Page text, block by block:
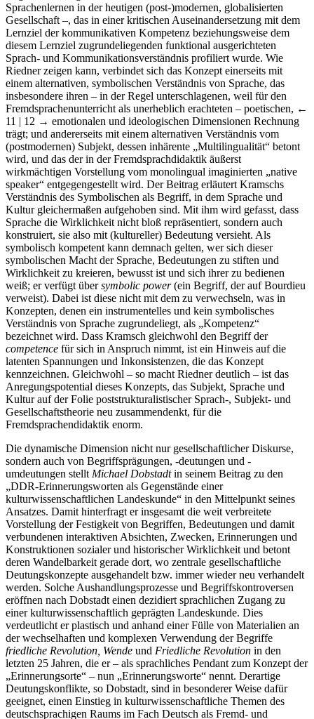
Sprachenlernen in der heutigen (post-)modernen, globalisierten
Gesellschaft –, das in einer kritischen Auseinandersetzung mit dem
Lernziel der kommunikativen Kompetenz beziehungsweise dem
diesem Lernziel zugrundeliegenden funktional ausgerichteten
Sprach- und Kommunikationsverständnis profiliert wurde. Wie
Riedner zeigen kann, verbindet sich das Konzept einerseits mit
einem alternativen, symbolischen Verständnis von Sprache, das
insbesondere ihren – in der Regel unterschlagenen, weil für den
Fremdsprachenunterricht als unerheblich erachteten – poetischen, ←
11 | 12 → emotionalen und ideologischen Dimensionen Rechnung
trägt; und andererseits mit einem alternativen Verständnis vom
(postmodernen) Subjekt, dessen inhärente „Multilingualität“ betont
wird, und das der in der Fremdsprachdidaktik äußerst
wirkmächtigen Vorstellung vom monolingual imaginierten „native
speaker“ entgegengestellt wird. Der Beitrag erläutert Kramschs
Verständnis des Symbolischen als Begriff, in dem Sprache und
Kultur gleichermaßen aufgehoben sind. Mit ihm wird gefasst, dass
Sprache die Wirklichkeit nicht bloß repräsentiert, sondern auch
konstruiert, sie also mit (kultureller) Bedeutung versieht. Als
symbolisch kompetent kann demnach gelten, wer sich dieser
symbolischen Macht der Sprache, Bedeutungen zu stiften und
Wirklichkeit zu kreieren, bewusst ist und sich ihrer zu bedienen
weiß; er verfügt übersymbolic power(ein Begriff, der auf Bourdieu
verweist). Dabei ist diese nicht mit dem zu verwechseln, was in
Konzepten, denen ein instrumentelles und kein symbolisches
Verständnis von Sprache zugrundeliegt, als „Kompetenz“
bezeichnet wird. Dass Kramsch gleichwohl den Begriff der
competence für sich in Anspruch nimmt, ist ein Hinweis auf die
latenten Spannungen und Inkonsistenzen, die das Konzept
kennzeichnen. Gleichwohl – so macht Riedner deutlich – ist das
Anregungspotential dieses Konzepts, das Subjekt, Sprache und
Kultur auf der Folie poststrukturalistischer Sprach-, Subjekt- und
Gesellschaftstheorie neu zusammendenkt, für die
Fremdsprachendidaktik enorm.
Die dynamische Dimension nicht nur gesellschaftlicher Diskurse,
sondern auch von Begriffsprägungen, -deutungen und -
umdeutungen stellt Michael Dobstadtin seinem Beitrag zu den
„DDR-Erinnerungsworten als Gegenstände einer
kulturwissenschaftlichen Landeskunde“ in den Mittelpunkt seines
Ansatzes. Damit hinterfragt er insgesamt die weit verbreitete
Vorstellung der Festigkeit von Begriffen, Bedeutungen und damit
verbundenen interaktiven Absichten, Zwecken, Erinnerungen und
Konstruktionen sozialer und historischer Wirklichkeit und betont
deren Wandelbarkeit gerade dort, wo zentrale gesellschaftliche
Deutungskonzepte ausgehandelt bzw. immer wieder neu verhandelt
werden. Solche Aushandlungsprozesse und Begriffskontroversen
eröffnen nach Dobstadt einen dezidiert sprachlichen Zugang zu
einer kulturwissenschaftlich geprägten Landeskunde. Dies
verdeutlicht er plastisch und anhand einer Fülle von Materialien an
der wechselhaften und komplexen Verwendung der Begriffe
friedliche Revolution, Wende und Friedliche Revolution in den
letzten 25 Jahren, die er – als sprachliches Pendant zum Konzept der
„Erinnerungsorte“ – nun „Erinnerungsworte“ nennt. Derartige
Deutungskonflikte, so Dobstadt, sind in besonderer Weise dafür
geeignet, einen Einstieg in kulturwissenschaftliche Themen des
deutschsprachigen Raums im Fach Deutsch als Fremd- und